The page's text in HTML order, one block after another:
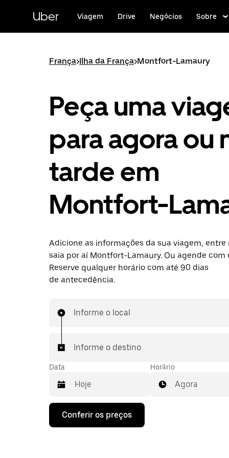
conteúdo
Uber Viagem Drive Negócios Sobre
França>Ilha da França>Montfort-Lamaury
Peça uma
para agora ou
tarde em
Montfort-
Adicione as informações da sua viagem, entre
saia por aí Montfort-Lamaury. Ou agende com
Reserve qualquer horário com até 90 dias
de antecedência.
Informe o local
Informe o destino
Data
Pressione
seta
Horário
Agora
Conferir os preços